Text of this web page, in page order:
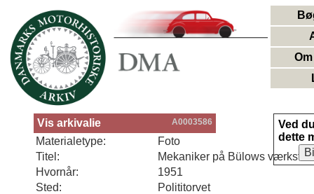
Vis arkivalie A0003586
Ved
dette
Materialetype:
Foto
Titel:
Mekaniker på Bülows værksted
Hvornår:
1951
Sted:
Polititorvet